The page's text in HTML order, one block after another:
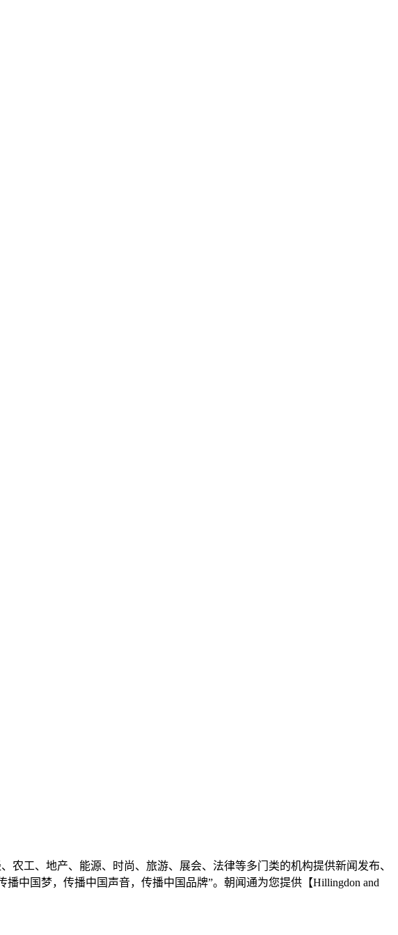
工、地产、能源、时尚、旅游、展会、法律等多门类的机构提供新闻发布、
中国梦，传播中国声音，传播中国品牌”。朝闻通为您提供【Hillingdon and